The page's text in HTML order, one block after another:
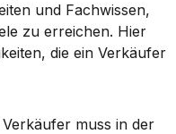
und Fachwissen,
zu erreichen. Hier
die ein Verkäufer
muss in der